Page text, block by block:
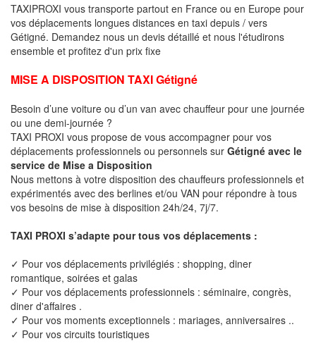
TAXIPROXI vous transporte partout en France ou en Europe pour
vos déplacements longues distances en taxi depuis / vers
Gétigné. Demandez nous un devis détaillé et nous l'étudirons
ensemble et profitez d'un prix fixe
MISE A DISPOSITION TAXI Gétigné
Besoin d’une voiture ou d’un van avec chauffeur pour une journée
ou une demi-journée ?
TAXI PROXI vous propose de vous accompagner pour vos
déplacements professionnels ou personnels sur Gétigné avec le
service de Mise a Disposition
Nous mettons à votre disposition des chauffeurs professionnels et
expérimentés avec des berlines et/ou VAN pour répondre à tous
vos besoins de mise à disposition 24h/24, 7j/7.
TAXI PROXI s’adapte pour tous vos déplacements :
✓ Pour vos déplacements privilégiés : shopping, diner
romantique, soirées et galas
✓ Pour vos déplacements professionnels : séminaire, congrès,
diner d'affaires .
✓ Pour vos moments exceptionnels : mariages, anniversaires ..
✓ Pour vos circuits touristiques